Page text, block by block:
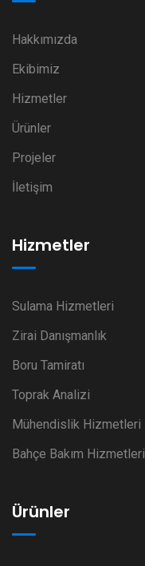
Hakkımızda
Ekibimiz
Hizmetler
Ürünler
Projeler
İletişim
Hizmetler
Sulama Hizmetleri
Zirai Danışmanlık
Boru Tamiratı
Toprak Analizi
Mühendislik Hizmetleri
Bahçe Bakım Hizmetleri
Ürünler